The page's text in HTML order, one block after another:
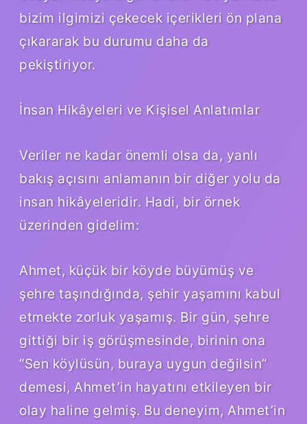
bizim ilgimizi çekecek içerikleri ön plana
çıkararak bu durumu daha da
pekiştiriyor.
İnsan Hikâyeleri ve Kişisel Anlatımlar
Veriler ne kadar önemli olsa da, yanlı
bakış açısını anlamanın bir diğer yolu da
insan hikâyeleridir. Hadi, bir örnek
üzerinden gidelim:
Ahmet, küçük bir köyde büyümüş ve
şehre taşındığında, şehir yaşamını kabul
etmekte zorluk yaşamış. Bir gün, şehre
gittiği bir iş görüşmesinde, birinin ona
“Sen köylüsün, buraya uygun değilsin”
demesi, Ahmet’in hayatını etkileyen bir
olay haline gelmiş. Bu deneyim, Ahmet’in